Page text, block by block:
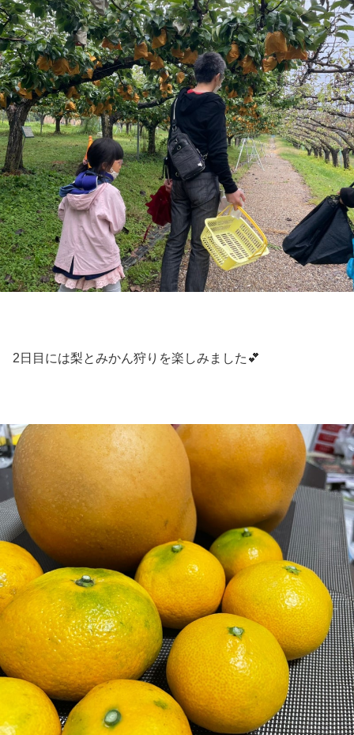
2日目には梨とみかん狩りを楽しみました💕